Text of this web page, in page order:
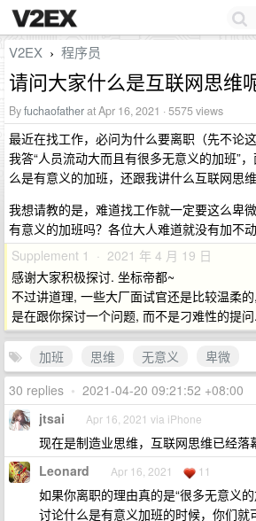
V2EX › 程序员
请问大家什么是互联网思维
Byfuchaofatherat Apr 16, 2021 · 5575 views
最近在找工作，必问为什么要离职（先不论
我答“人员流动大而且有很多无意义的加班”
么是有意义的加班，还跟我讲什么互联网思维
我想请教的是，难道找工作就一定要这么卑
有意义的加班吗？各位大人难道就没有加不
Supplement 1 · 2021 年 4 月 19 日
感谢大家积极探讨. 坐标帝都~
不过讲道理, 一些大厂面试官还是比较温柔
是在跟你探讨一个问题, 而不是刁难性的提
加班 思维 无意义
卑微
30 replies • 2021-04-20 09:21:52 +08:00
jtsai Apr 16, 2021 via iPhone
现在是制造业思维，互联网思维已经落
Leonard Apr 16, 2021 11
如果你离职的理由真的是“很多无意义
讨论什么是有意义加班的时候，你们就